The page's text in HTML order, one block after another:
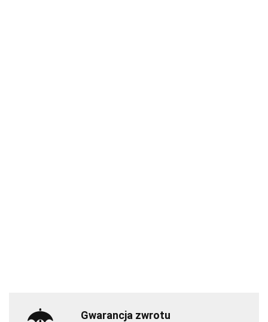
Gwarancja zwrotu